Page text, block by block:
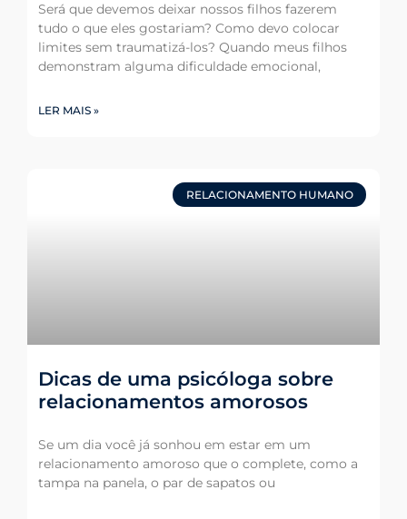
Será que devemos deixar nossos filhos fazerem
tudo o que eles gostariam? Como devo colocar
limites sem traumatizá-los? Quando meus filhos
demonstram alguma dificuldade emocional,
LER MAIS »
RELACIONAMENTO HUMANO
Dicas de uma psicóloga sobre
relacionamentos amorosos
Se um dia você já sonhou em estar em um
relacionamento amoroso que o complete, como a
tampa na panela, o par de sapatos ou